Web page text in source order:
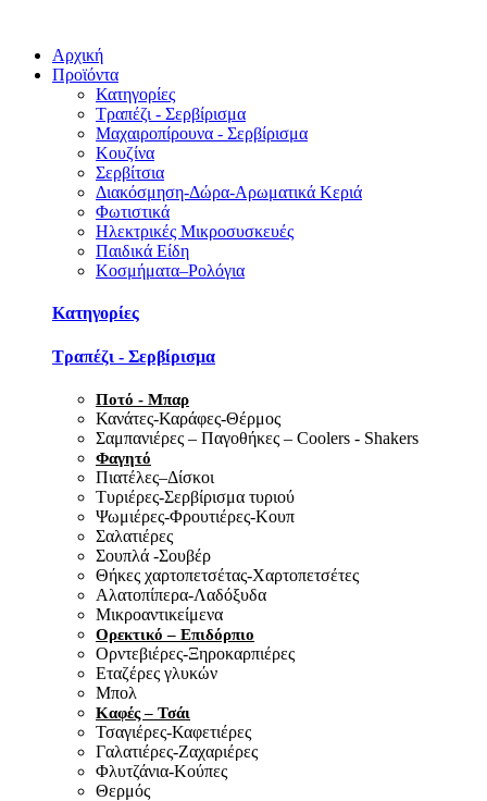
Αρχική
Προϊόντα
Κατηγορίες
Τραπέζι - Σερβίρισμα
Μαχαιροπίρουνα - Σερβίρισμα
Κουζίνα
Σερβίτσια
Διακόσμηση-Δώρα-Αρωματικά Κεριά
Φωτιστικά
Ηλεκτρικές Μικροσυσκευές
Παιδικά Είδη
Κοσμήματα–Ρολόγια
Κατηγορίες
Τραπέζι - Σερβίρισμα
Ποτό - Μπαρ
Κανάτες-Καράφες-Θέρμος
Σαμπανιέρες – Παγοθήκες – Coolers - Shakers
Φαγητό
Πιατέλες–Δίσκοι
Τυριέρες-Σερβίρισμα τυριού
Ψωμιέρες-Φρουτιέρες-Κουπ
Σαλατιέρες
Σουπλά -Σουβέρ
Θήκες χαρτοπετσέτας-Χαρτοπετσέτες
Αλατοπίπερα-Λαδόξυδα
Μικροαντικείμενα
Ορεκτικό – Επιδόρπιο
Ορντεβιέρες-Ξηροκαρπιέρες
Εταζέρες γλυκών
Μπολ
Καφές – Τσάι
Τσαγιέρες-Καφετιέρες
Γαλατιέρες-Ζαχαριέρες
Φλυτζάνια-Κούπες
Θερμός